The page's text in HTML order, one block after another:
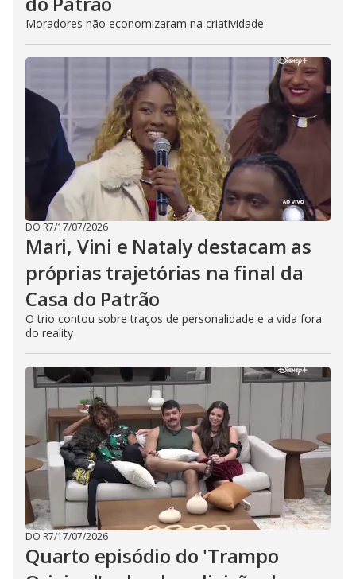
Moradores não economizaram na criatividade
DO R7/17/07/2026
Mari, Vini e Nataly destacam as
próprias trajetórias na final da
Casa do Patrão
O trio contou sobre traços de personalidade e a vida fora
do reality
DO R7/17/07/2026
Quarto episódio do 'Trampo